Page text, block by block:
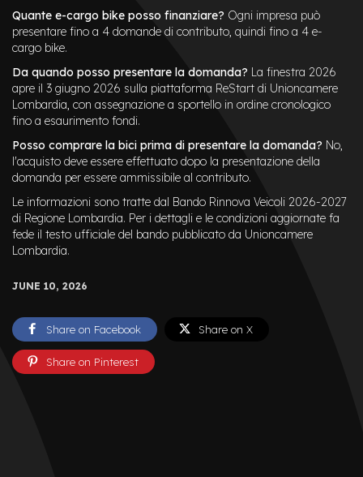
Quante e-cargo bike posso finanziare? Ogni impresa può
presentare fino a 4 domande di contributo, quindi fino a 4 e-
cargo bike.
Da quando posso presentare la domanda? La finestra 2026
apre il 3 giugno 2026 sulla piattaforma ReStart di Unioncamere
Lombardia, con assegnazione a sportello in ordine cronologico
fino a esaurimento fondi.
Posso comprare la bici prima di presentare la domanda? No,
l'acquisto deve essere effettuato dopo la presentazione della
domanda per essere ammissibile al contributo.
Le informazioni sono tratte dal Bando Rinnova Veicoli 2026-2027
di Regione Lombardia. Per i dettagli e le condizioni aggiornate fa
fede il testo ufficiale del bando pubblicato da Unioncamere
Lombardia.
JUNE 10, 2026
Share on Facebook Share on X
Share on Pinterest